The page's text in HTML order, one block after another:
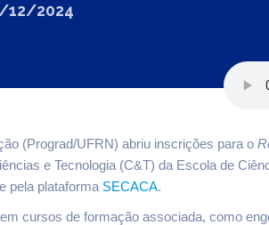
12/2024
(Prograd/UFRN) abriu inscrições para o
e Tecnologia (C&T) da Escola de
pela plataforma SECACA.
cursos de formação associada, como